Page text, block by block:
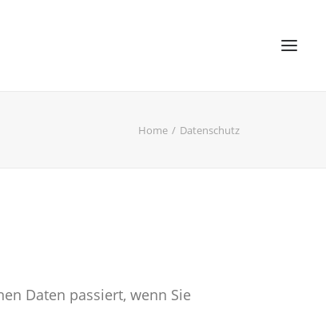
Home Datenschutz
Daten passiert, wenn Sie